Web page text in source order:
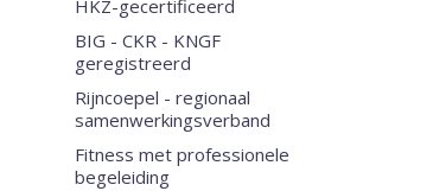
HKZ-gecertificeerd
BIG - CKR - KNGF
geregistreerd
Rijncoepel - regionaal
samenwerkingsverband
Fitness met professionele
begeleiding